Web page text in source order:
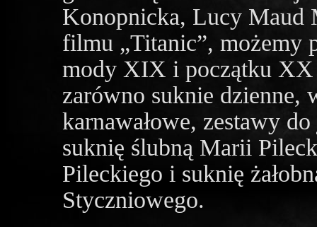
Konopnicka, Lucy Maud
filmu „Titanic”, możemy
mody XIX i początku XX
zarówno suknie dzienne,
karnawałowe, zestawy
suknię ślubną Marii
Pileckiego i suknię
Styczniowego.